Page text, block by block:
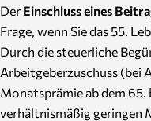
Der Einschluss eines
Frage, wenn Sie das 55.
Durch die steuerliche
Arbeitgeberzuschuss (bei
Monatsprämie ab dem 65.
verhältnismäßig geringen